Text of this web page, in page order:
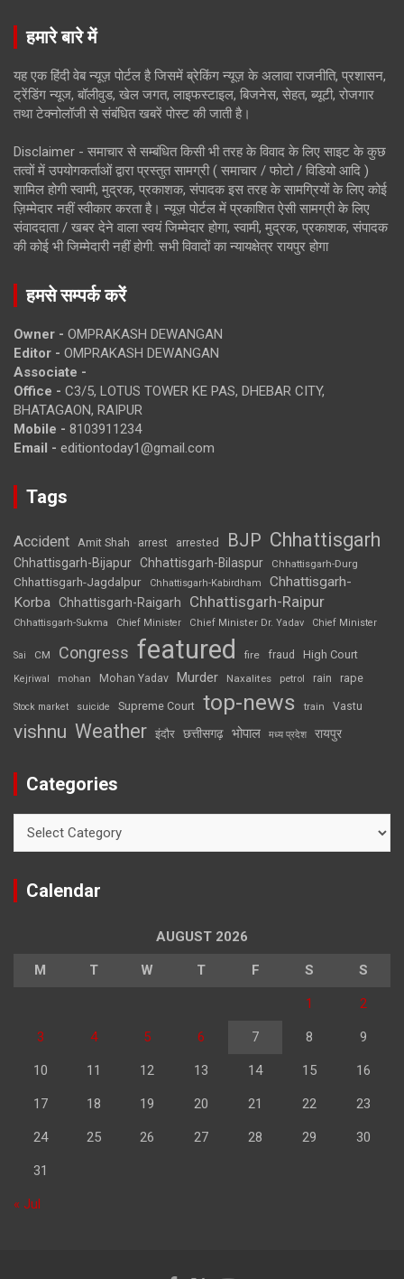
हमारे बारे में
यह एक हिंदी वेब न्यूज़ पोर्टल है जिसमें ब्रेकिंग न्यूज़ के अलावा राजनीति, प्रशासन,
ट्रेंडिंग न्यूज, बॉलीवुड, खेल जगत, लाइफस्टाइल, बिजनेस, सेहत, ब्यूटी, रोजगार
तथा टेक्नोलॉजी से संबंधित खबरें पोस्ट की जाती है।
Disclaimer - समाचार से सम्बंधित किसी भी तरह के विवाद के लिए साइट के कुछ
तत्वों में उपयोगकर्ताओं द्वारा प्रस्तुत सामग्री ( समाचार / फोटो / विडियो आदि )
शामिल होगी स्वामी, मुद्रक, प्रकाशक, संपादक इस तरह के सामग्रियों के लिए कोई
ज़िम्मेदार नहीं स्वीकार करता है। न्यूज़ पोर्टल में प्रकाशित ऐसी सामग्री के लिए
संवाददाता / खबर देने वाला स्वयं जिम्मेदार होगा, स्वामी, मुद्रक, प्रकाशक, संपादक
की कोई भी जिम्मेदारी नहीं होगी. सभी विवादों का न्यायक्षेत्र रायपुर होगा
हमसे सम्पर्क करें
Owner - OMPRAKASH DEWANGAN
Editor - OMPRAKASH DEWANGAN
Associate -
Office - C3/5, LOTUS TOWER KE PAS, DHEBAR CITY,
BHATAGAON, RAIPUR
Mobile - 8103911234
Email - editiontoday1@gmail.com
Tags
Accident Amit Shah arrest arrested BJP Chhattisgarh
Chhattisgarh-Bijapur Chhattisgarh-Bilaspur Chhattisgarh-Durg
Chhattisgarh-Jagdalpur Chhattisgarh-Kabirdham
Chhattisgarh-
Korba Chhattisgarh-Raigarh Chhattisgarh-Raipur
Chhattisgarh-Sukma Chief Minister Chief Minister Dr. Yadav Chief Minister
Sai CM Congress featured fire fraud High Court
Kejriwal mohan Mohan Yadav Murder Naxalites petrol rain rape
Stock market suicide Supreme Court top-news train Vastu
vishnu Weather इंदौर छत्तीसगढ़ भोपाल मध्य प्रदेश रायपुर
Categories
Calendar
AUGUST 2026
M T W T F S S
1 2
3 4 5 6 7 8 9
10 11 12 13 14 15 16
17 18 19 20 21 22 23
24 25 26 27 28 29 30
31
« Jul